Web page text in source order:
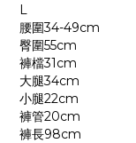
L
腰圍34-49cm
臀圍55cm
褲檔31cm
大腿34cm
小腿22cm
褲管20cm
褲長98cm